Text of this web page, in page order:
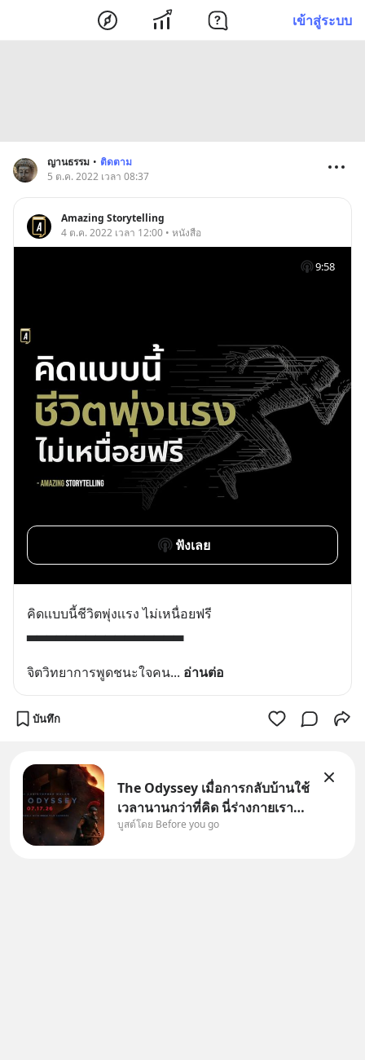
เข้าสู่ระบบ
ญานธรรม • ติดตาม
5 ต.ค. 2022 เวลา 08:37
Amazing Storytelling
4 ต.ค. 2022 เวลา 12:00 • หนังสือ
9:58
ฟังเลย
คิดเเบบนี้ชีวิตพุ่งเเรง ไม่เหนื่อยฟรี
▃▃▃▃▃▃▃▃▃▃▃▃▃▃▃▃
จิตวิทยาการพูดชนะใจคน... อ่านต่อ
บันทึก
The Odyssey เมื่อการกลับบ้านใช้
เวลานานกว่าที่คิด นี่ร่างกายเรา
ต้องการกลับบ้านจริงหรือ
บูสต์โดย Before you go